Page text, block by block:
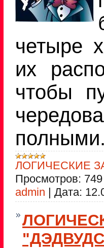
четыре
их
чтобы
ЛОГИЧЕСКИЕ
Просмотров: 749
admin | Дата: